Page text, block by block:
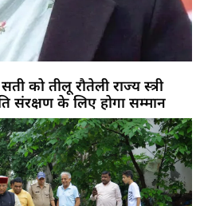
को तीलू रौतेली राज्य स्त्री
संरक्षण के लिए होगा सम्मान